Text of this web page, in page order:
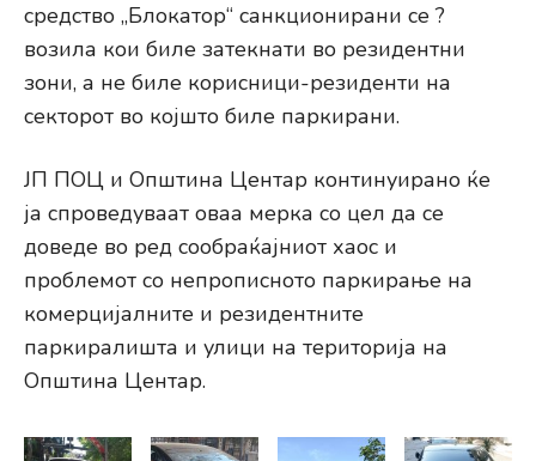
средство „Блокатор“ санкционирани се ?
возила кои биле затекнати во резидентни
зони, а не биле корисници-резиденти на
секторот во којшто биле паркирани.
ЈП ПОЦ и Општина Центар континуирано ќе
ја спроведуваат оваа мерка со цел да се
доведе во ред сообраќајниот хаос и
проблемот со непрописното паркирање на
комерцијалните и резидентните
паркиралишта и улици на територија на
Општина Центар.